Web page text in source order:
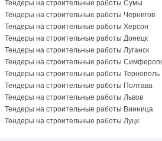
Тендеры на строительные работы Сумы
Тендеры на строительные работы Чернигов
Тендеры на строительные работы Херсон
Тендеры на строительные работы Донецк
Тендеры на строительные работы Луганск
Тендеры на строительные работы
Тендеры на строительные работы Тернополь
Тендеры на строительные работы Полтава
Тендеры на строительные работы Львов
Тендеры на строительные работы Винница
Тендеры на строительные работы Луцк